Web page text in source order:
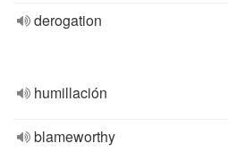
derogation
humillación
blameworthy